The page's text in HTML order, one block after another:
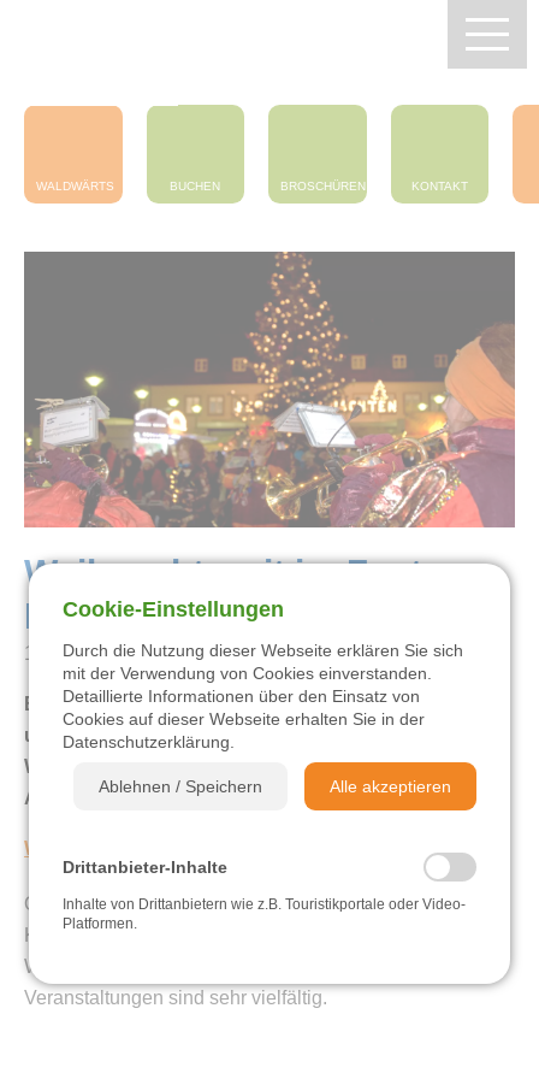
Zentrum Pfälzerwald Touristik
Wandern
Radfahren
WALDWÄRTS BUCHEN BROSCHÜREN KONTAKT
Weihnachtszeit im Zentrum
Pfälzerwald
14.11.2024
Es ist wieder soweit, die Weihnachtszeit steht bevor
und die ersten Weihnachtsmärkte öffnen demnächst.
Wir haben eine Übersicht über die Weihnachts- und
Adventsveranstaltungen im Zentrum Pfälzerwald.
Weiterlesen...
Ob Weihnachtsmarkt, Konzert, Fahrten mit dem
Kuckucksbähnel oder Knutfest im Januar, wenn die
Weihnachtszeit schon wieder vorüber ist, unsere
Veranstaltungen sind sehr vielfältig.
Cookie-Einstellungen
Durch die Nutzung dieser Webseite erklären Sie sich
mit der Verwendung von Cookies einverstanden.
Detaillierte Informationen über den Einsatz von
Cookies auf dieser Webseite erhalten Sie in der
Datenschutzerklärung.
Ablehnen / Speichern Alle akzeptieren
Drittanbieter-Inhalte
Inhalte von Drittanbietern wie z.B. Touristikportale oder Video-
Platformen.